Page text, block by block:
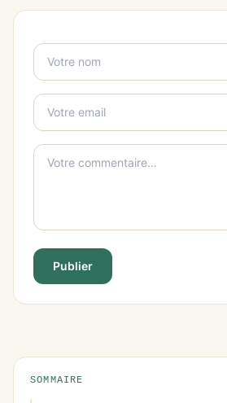
Publier
SOMMAIRE